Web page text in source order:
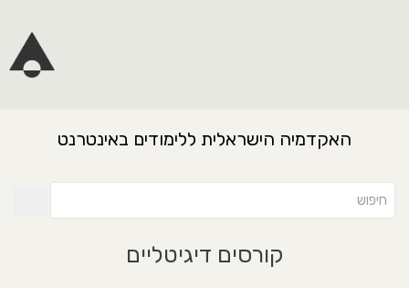
האקדמיה הישראלית ללימודים באינטרנט
קורסים דיגיטליים